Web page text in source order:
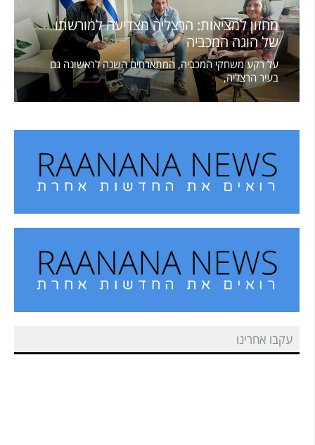
מחזון למציאות: הרצליה מצדיעה למורשתו
של הוגה המכביה
על רקע משחקי המכביה, המתארחים השנה לראשונה גם
בעיר הרצליה,
עקבו אחרינו